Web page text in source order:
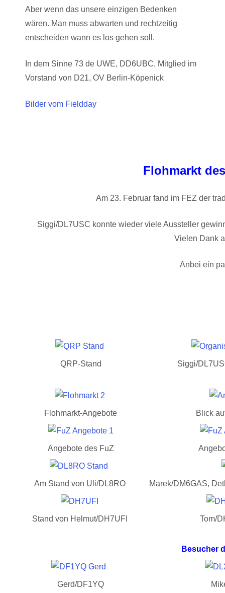
Aber wenn das unsere einzigen Bedenken
wären. Man muss abwarten und rechtzeitig
entscheiden wann es los gehen soll.
In dem Sinne 73 de UWE, DD6UBC, Mitglied im
Vorstand von D21, OV Berlin-Köpenick
Bilder vom Fieldday
Flohmarkt
Am 23. Februar fand im FEZ der
Siggi/DL7USC konnte wieder viele Aussteller
Vielen Dank
Anbei ein
QRP-Stand Siggi/
Flohmarkt-Angebote Blick
Angebote des FuZ
Am Stand von Uli/DL8RO Marek/DM6GAS,
Stand von Helmut/DH7UFI Tom/
Besucher
Gerd/DF1YQ